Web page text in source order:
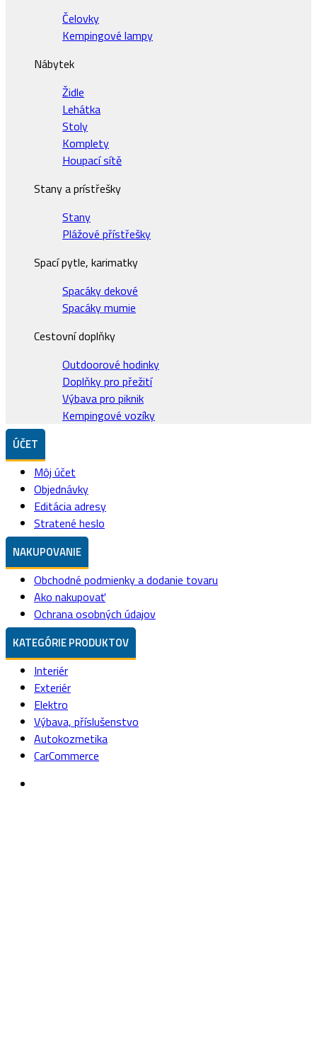
Čelovky
Kempingové lampy
Nábytek
Židle
Lehátka
Stoly
Komplety
Houpací sítě
Stany a prístřešky
Stany
Plážové přístřešky
Spací pytle, karimatky
Spacáky dekové
Spacáky mumie
Cestovní doplňky
Outdoorové hodinky
Doplňky pro přežití
Výbava pro piknik
Kempingové vozíky
ÚČET
Môj účet
Objednávky
Editácia adresy
Stratené heslo
NAKUPOVANIE
Obchodné podmienky a dodanie tovaru
Ako nakupovať
Ochrana osobných údajov
KATEGÓRIE PRODUKTOV
Interiér
Exteriér
Elektro
Výbava, příslušenstvo
Autokozmetika
CarCommerce